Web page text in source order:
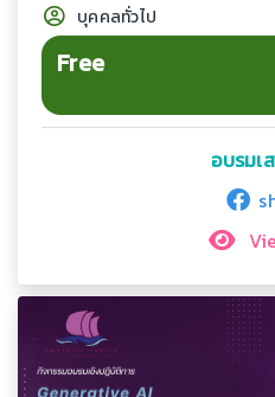
บุคคลทั่วไป
Free
อบรมเ